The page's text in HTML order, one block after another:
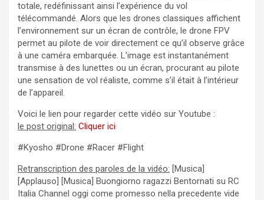
totale, redéfinissant ainsi l’expérience du vol
télécommandé. Alors que les drones classiques affichent
l’environnement sur un écran de contrôle, le drone FPV
permet au pilote de voir directement ce qu’il observe grâce
à une caméra embarquée. L’image est instantanément
transmise à des lunettes ou un écran, procurant au pilote
une sensation de vol réaliste, comme s’il était à l’intérieur
de l’appareil.
Voici le lien pour regarder cette vidéo sur Youtube :
le post original: Cliquer ici
#Kyosho #Drone #Racer #Flight
Retranscription des paroles de la vidéo: [Musica]
[Applauso] [Musica] Buongiorno ragazzi Bentornati su RC
Italia Channel oggi come promesso nella precedente vide